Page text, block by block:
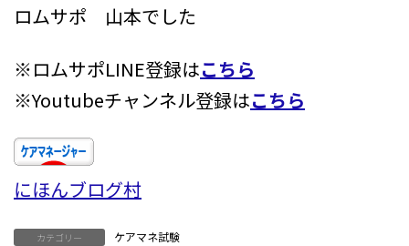
ロムサポ 山本でした
※ロムサポLINE登録はこちら
※Youtubeチャンネル登録はこちら
にほんブログ村
カテゴリー ケアマネ試験